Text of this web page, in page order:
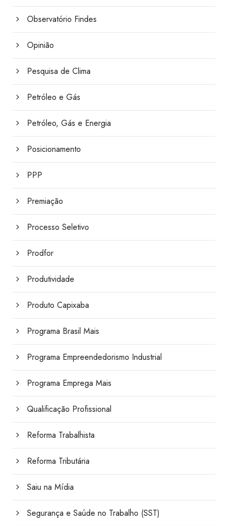
Observatório Findes
Opinião
Pesquisa de Clima
Petróleo e Gás
Petróleo, Gás e Energia
Posicionamento
PPP
Premiação
Processo Seletivo
Prodfor
Produtividade
Produto Capixaba
Programa Brasil Mais
Programa Empreendedorismo Industrial
Programa Emprega Mais
Qualificação Profissional
Reforma Trabalhista
Reforma Tributária
Saiu na Mídia
Segurança e Saúde no Trabalho (SST)